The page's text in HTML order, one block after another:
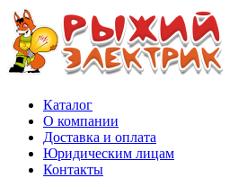
Каталог
О компании
Доставка и оплата
Юридическим лицам
Контакты